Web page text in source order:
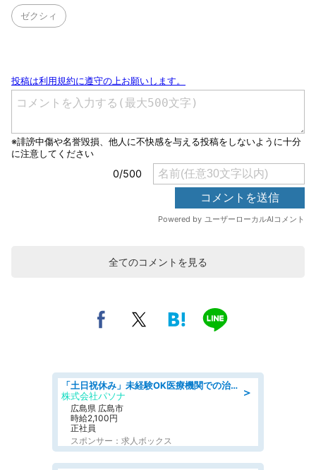
ゼクシィ
全てのコメントを見る
＞
「土日祝休み」未経験OK医療機関での治験コーディネーターのお仕事
株式会社パソナ
広島県 広島市
時給2,100円
正社員
スポンサー：求人ボックス